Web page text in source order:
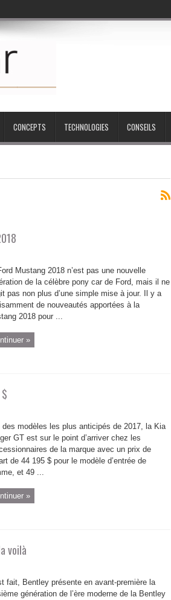
CONCEPTS TECHNOLOGIES CONSEILS
Mustang 2018 n’est pas une nouvelle
de la célèbre pony car de Ford, mais il ne
pas non plus d’une simple mise à jour. Il y a
de nouveautés apportées à la
2018 pour ...
»
des modèles les plus anticipés de 2017, la Kia
GT est sur le point d’arriver chez les
de la marque avec un prix de
de 44 195 $ pour le modèle d’entrée de
et 49 ...
»
voilà
fait, Bentley présente en avant-première la
génération de l’ère moderne de la Bentley